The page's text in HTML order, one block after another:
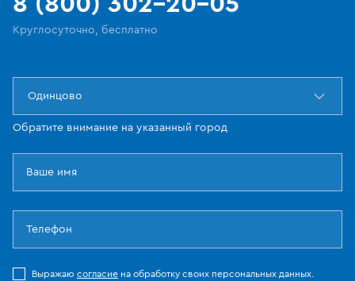
Круглосуточно, бесплатно
Одинцово
Обратите внимание на указанный город
Выражаю согласие на обработку своих персональных данных.